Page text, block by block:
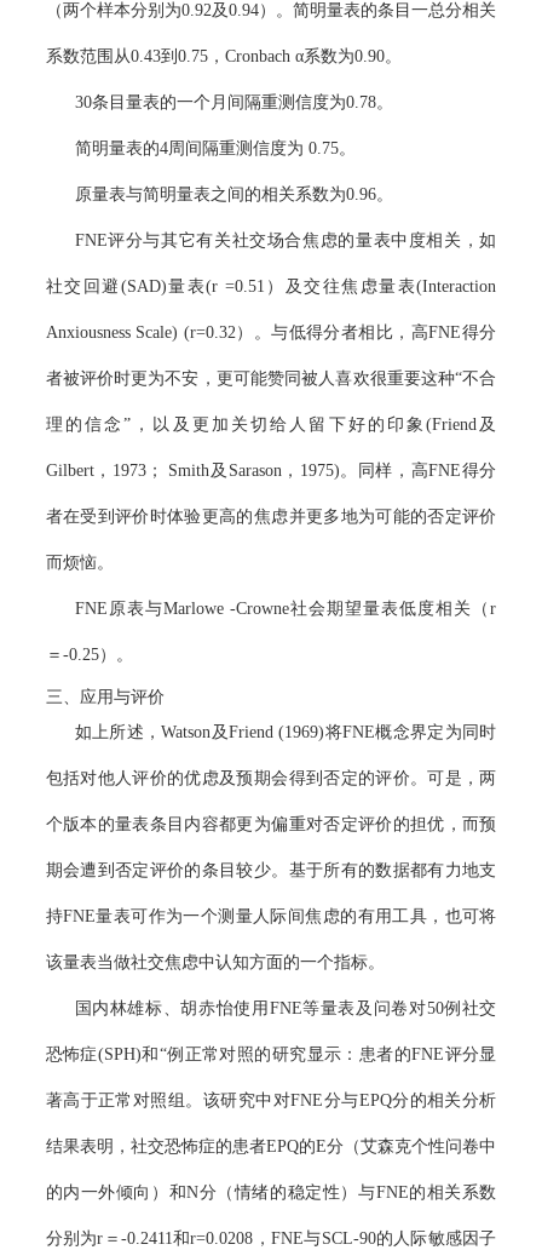
（两个样本分别为0.92及0.94）。简明量表的条目一总分相关
系数范围从0.43到 0.75， Cronbach α系数为0.90。
30条目量表的一个月间隔重测信度为0.78。
简明量表的4周间隔重测信度为 0.75。
原量表与简明量表之间的相关系数为0.96。
FNE评分与其它有关社交场合焦虑的量表中度相关，如
社交回避 (SAD)量表(r =0.51 ）及交往焦虑量表(Interaction
Anxiousness Scale) (r=0.32）。与低得分者相比，高FNE得分
者被评价时更为不安，更可能赞同被人喜欢很重要这种“不合
理的信念”，以及更加关切给人留下好的印象(Friend 及
Gilbert， 1973； Smith及 Sarason， 1975)。同样，高FNE得分
者在受到评价时体验更高的焦虑并更多地为可能的否定评价
而烦恼。
FNE 原表与Marlowe -Crowne社会期望量表低度相关（r
＝ -0.25）。
三、 应用与评价
如上所述，Watson及Friend (1969)将FNE概念界定为同时
包括对他人评价的优虑及预期会得到否定的评价。可是，两
个版本的量表条目内容都更为偏重对否定评价的担优，而预
期会遭到否定评价的条目较少。基于所有的数据都有力地支
持FNE量表可作为一个测量人际间焦虑的有用工具，也可将
该量表当做社交焦虑中认知方面的一个指标。
国内林雄标、胡赤怡使用 FNE等量表及问卷对50例社交
恐怖症(SPH)和“例正常对照的研究显示：患者的FNE评分显
著高于正常对照组。该研究中对FNE分与EPQ分的相关分析
结果表明，社交恐怖症的患者EPQ的E分（艾森克个性问卷中
的内一外倾向）和N分（情绪的稳定性）与FNE的相关系数
分别为r ＝ -0.2411和r=0.0208 ，FNE与SCL-90的人际敏感因子